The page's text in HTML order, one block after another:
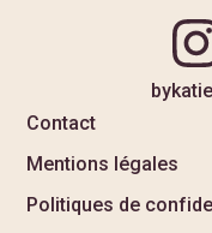
Contact
Mentions légales
Politiques de